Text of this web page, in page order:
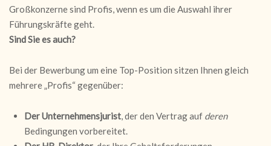
Großkonzerne sind Profis, wenn es um die Auswahl ihrer
Führungskräfte geht.
Sind Sie es auch?
Bei der Bewerbung um eine Top-Position sitzen Ihnen gleich
mehrere „Profis“ gegenüber:
Der Unternehmensjurist, der den Vertrag auf deren
Bedingungen vorbereitet.